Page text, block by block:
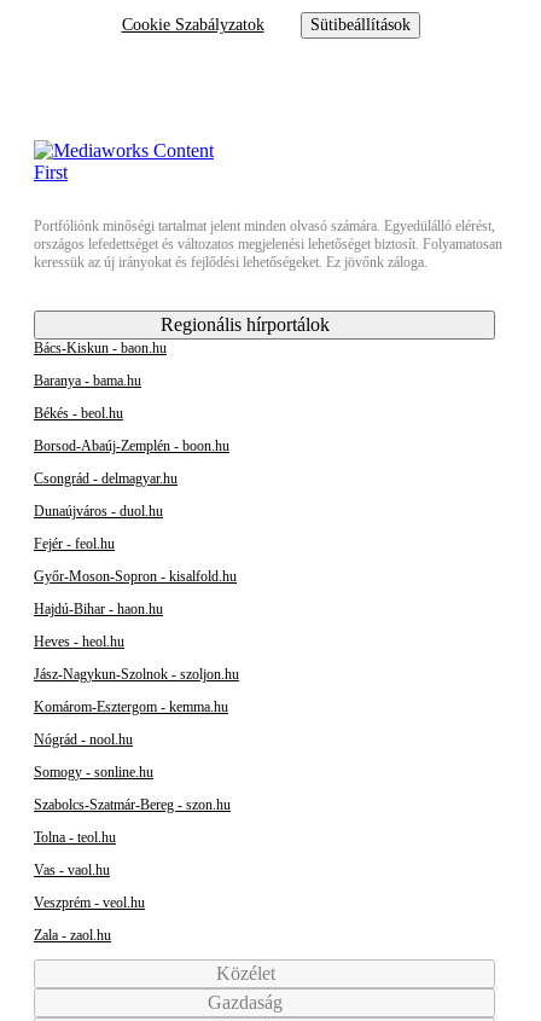
Cookie Szabályzatok Sütibeállítások
Portfóliónk minőségi tartalmat jelent minden olvasó számára. Egyedülálló elérést,
országos lefedettséget és változatos megjelenési lehetőséget biztosít. Folyamatosan
keressük az új irányokat és fejlődési lehetőségeket. Ez jövőnk záloga.
Regionális hírportálok
Bács-Kiskun - baon.hu
Baranya - bama.hu
Békés - beol.hu
Borsod-Abaúj-Zemplén - boon.hu
Csongrád - delmagyar.hu
Dunaújváros - duol.hu
Fejér - feol.hu
Győr-Moson-Sopron - kisalfold.hu
Hajdú-Bihar - haon.hu
Heves - heol.hu
Jász-Nagykun-Szolnok - szoljon.hu
Komárom-Esztergom - kemma.hu
Nógrád - nool.hu
Somogy - sonline.hu
Szabolcs-Szatmár-Bereg - szon.hu
Tolna - teol.hu
Vas - vaol.hu
Veszprém - veol.hu
Zala - zaol.hu
Közélet
Gazdaság